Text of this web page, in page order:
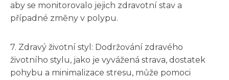
aby se monitorovalo jejich zdravotní stav a
případné změny v polypu.
7. Zdravý životní styl: Dodržování zdravého
životního stylu, jako je vyvážená strava, dostatek
pohybu a minimalizace stresu, může pomoci